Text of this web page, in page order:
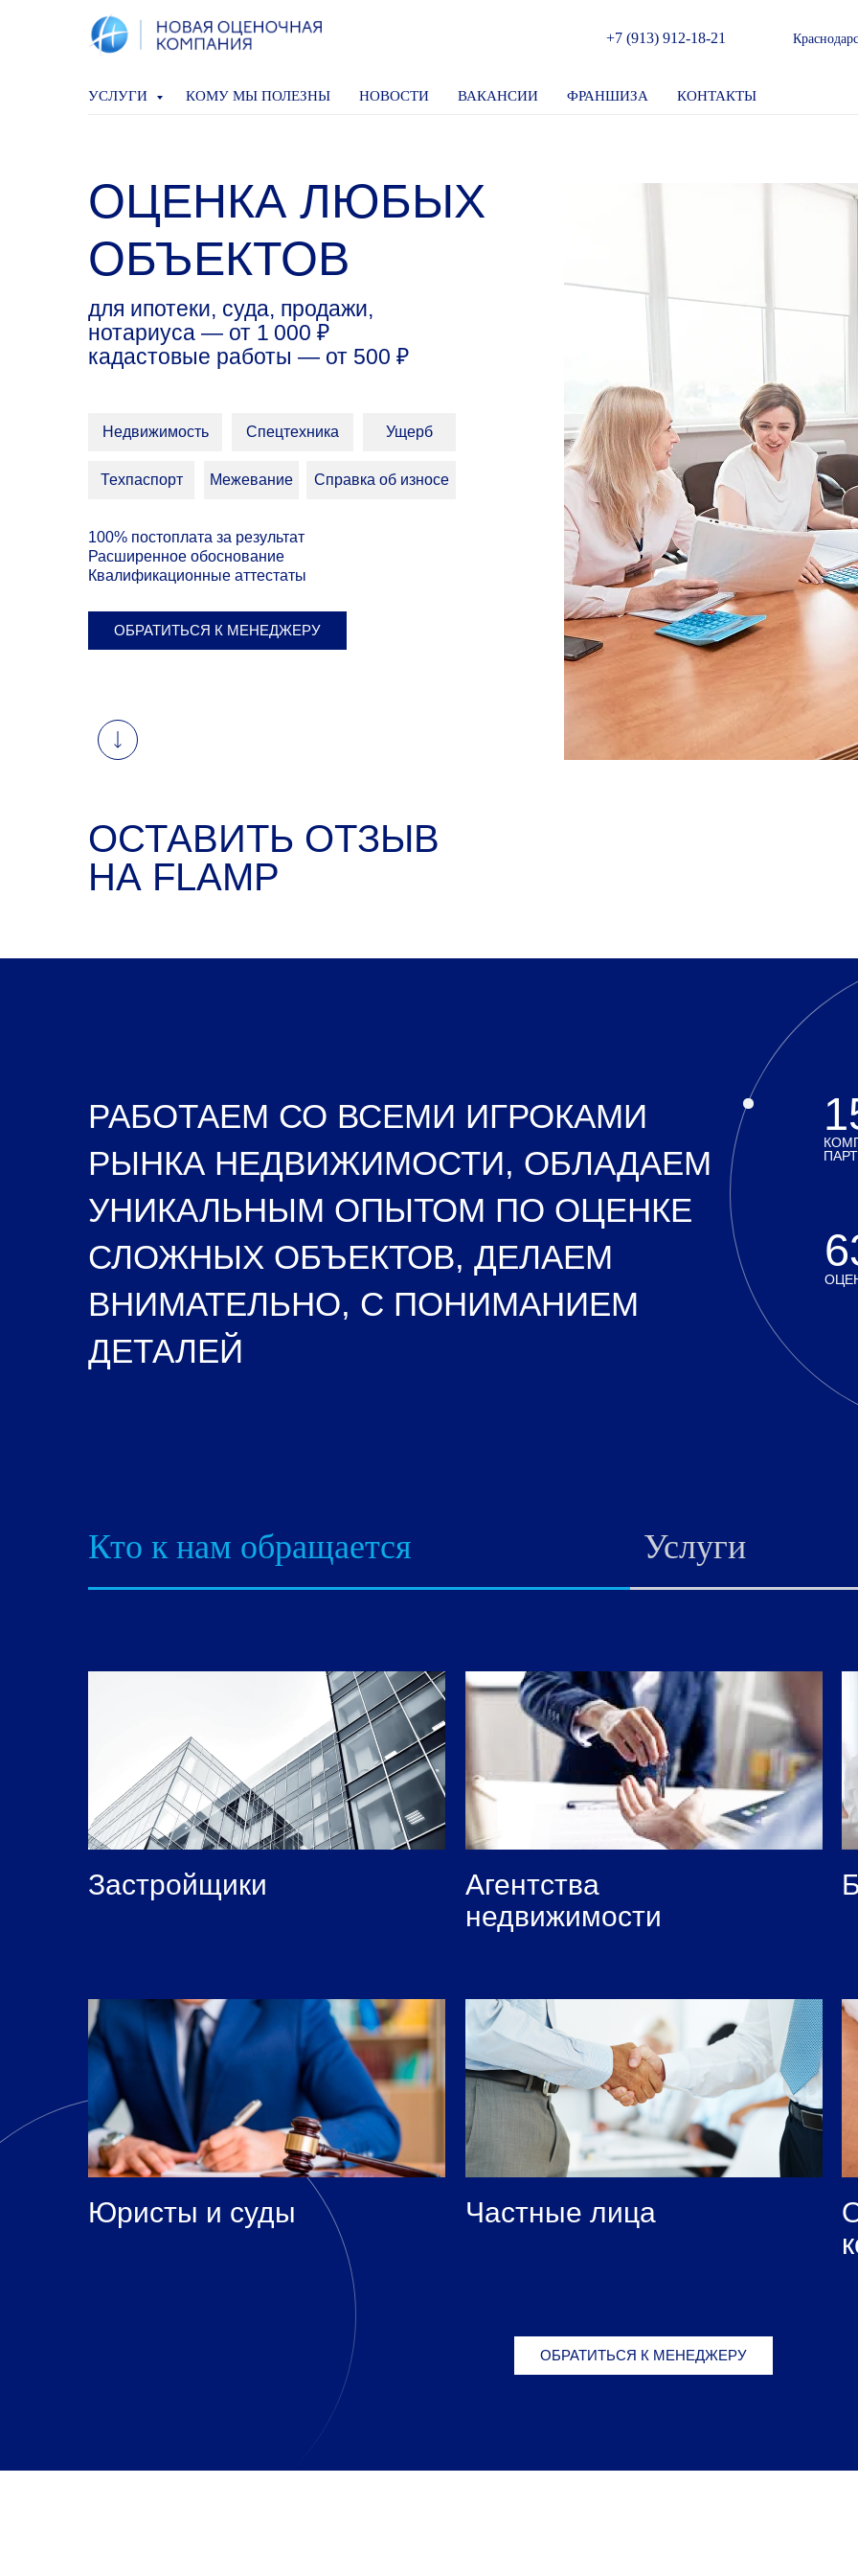
+7 (913) 912-18-21
УСЛУГИ КОМУ МЫ ПОЛЕЗНЫ НОВОСТИ ВАКАНСИИ ФРАНШИЗА КОНТАКТЫ
ОЦЕНКА ЛЮБЫХ
ОБЪЕКТОВ
для ипотеки, суда, продажи,
нотариуса — от 1 000 ₽
кадастовые работы — от 500 ₽
Недвижимость
ОБРАТИТЬСЯ К МЕНЕДЖЕРУ
Спецтехника
Техпаспорт
Ущерб
Межевание Справка об износе
100% постоплата за результат
Расширенное обоснование
Квалификационные аттестаты
ОСТАВИТЬ ОТЗЫВ
НА FLAMP
РАБОТАЕМ СО ВСЕМИ ИГРОКАМИ
РЫНКА НЕДВИЖИМОСТИ, ОБЛАДАЕМ
УНИКАЛЬНЫМ ОПЫТОМ ПО ОЦЕНКЕ
СЛОЖНЫХ ОБЪЕКТОВ, ДЕЛАЕМ
ВНИМАТЕЛЬНО, С ПОНИМАНИЕМ
ДЕТАЛЕЙ
Кто к нам обращается Услуги
Застройщики
Агентства
недвижимости
Частные лица
Юристы и суды
ОБРАТИТЬСЯ К МЕНЕДЖЕРУ